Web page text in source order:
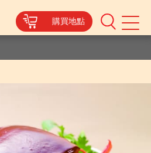
購買地點
Mobile
Menu